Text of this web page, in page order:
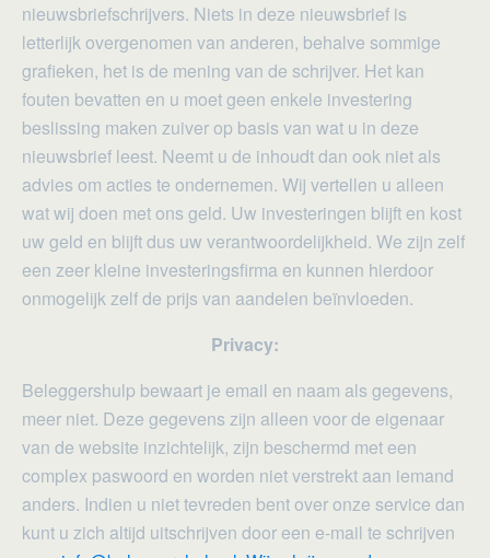
nieuwsbriefschrijvers. Niets in deze nieuwsbrief is
letterlijk overgenomen van anderen, behalve sommige
grafieken, het is de mening van de schrijver. Het kan
fouten bevatten en u moet geen enkele investering
beslissing maken zuiver op basis van wat u in deze
nieuwsbrief leest. Neemt u de inhoudt dan ook niet als
advies om acties te ondernemen. Wij vertellen u alleen
wat wij doen met ons geld. Uw investeringen blijft en kost
uw geld en blijft dus uw verantwoordelijkheid. We zijn zelf
een zeer kleine investeringsfirma en kunnen hierdoor
onmogelijk zelf de prijs van aandelen beïnvloeden.
Privacy:
Beleggershulp bewaart je email en naam als gegevens,
meer niet. Deze gegevens zijn alleen voor de eigenaar
van de website inzichtelijk, zijn beschermd met een
complex paswoord en worden niet verstrekt aan iemand
anders. Indien u niet tevreden bent over onze service dan
kunt u zich altijd uitschrijven door een e-mail te schrijven